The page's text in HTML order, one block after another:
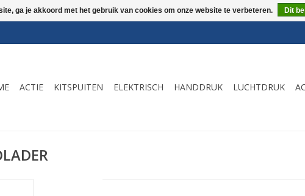
ACTIE KITSPUITEN ELEKTRISCH HANDDRUK LUCHTDRUK
ga je akkoord met het gebruik van cookies om onze website te verbeteren. Dit